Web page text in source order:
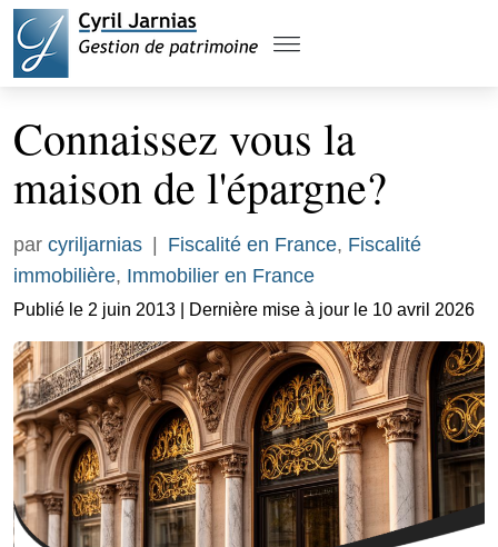
Connaissez vous la
maison de l'épargne?
par cyriljarnias Fiscalité en France, Fiscalité
immobilière, Immobilier en France
Publié le 2 juin 2013 | Dernière mise à jour le 10 avril 2026